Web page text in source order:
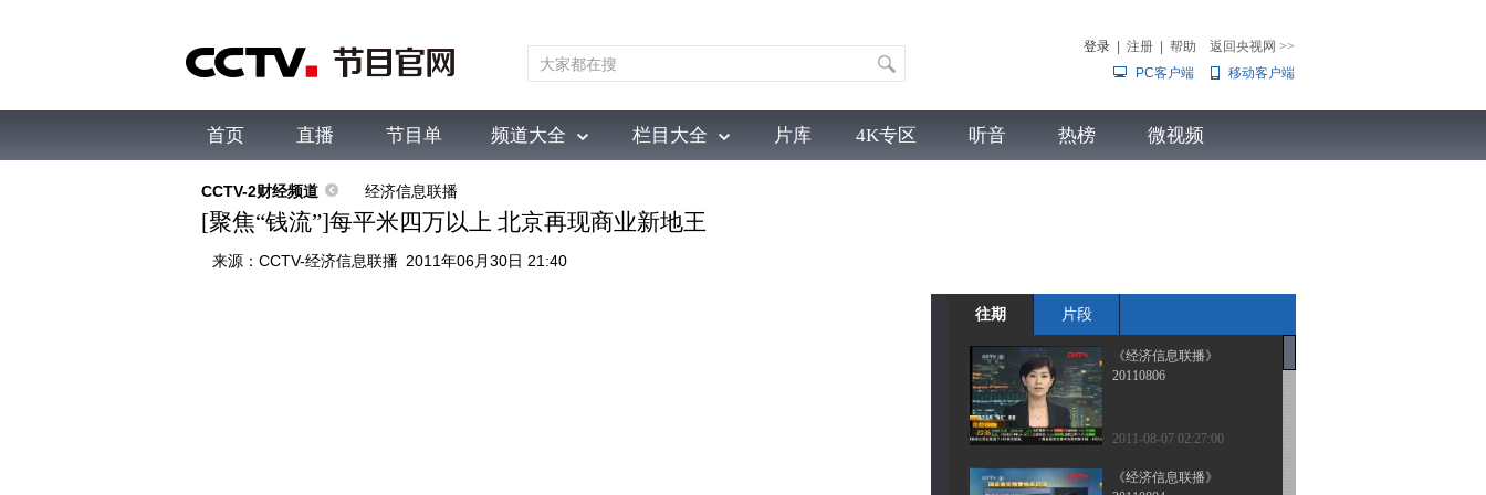
登录 注册 帮助 返回央视网 >>
PC客户端
移动客户端
首页 直播 节目单 频道大全 栏目大全
综合 新闻 财经 综艺 中文国际
片库 4K专区 听音 热榜 微视频
CCTV-2财经频道 经济信息联播
[聚焦“钱流”]每平米四万以上 北京再现商业新地王
来源： CCTV-经济信息联播 2011年06月30日 21:40
往期 片段
《经济信息联播》
20110806
2011-08-07 02:27:00
《经济信息联播》